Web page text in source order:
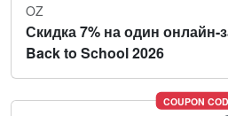
OZ
Скидка 7% на один онлайн-
Back to School 2026
COUPON